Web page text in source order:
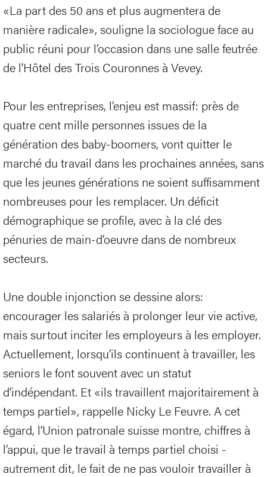
«La part des 50 ans et plus augmentera de
manière radicale», souligne la sociologue face au
public réuni pour l’occasion dans une salle feutrée
de l’Hôtel des Trois Couronnes à Vevey.
Pour les entreprises, l’enjeu est massif: près de
quatre cent mille personnes issues de la
génération des baby-boomers, vont quitter le
marché du travail dans les prochaines années, sans
que les jeunes générations ne soient suffisamment
nombreuses pour les remplacer. Un déficit
démographique se profile, avec à la clé des
pénuries de main-d’oeuvre dans de nombreux
secteurs.
Une double injonction se dessine alors:
encourager les salariés à prolonger leur vie active,
mais surtout inciter les employeurs à les employer.
Actuellement, lorsqu’ils continuent à travailler, les
seniors le font souvent avec un statut
d’indépendant. Et «ils travaillent majoritairement à
temps partiel», rappelle Nicky Le Feuvre. A cet
égard, l’Union patronale suisse montre, chiffres à
l’appui, que le travail à temps partiel choisi -
autrement dit, le fait de ne pas vouloir travailler à